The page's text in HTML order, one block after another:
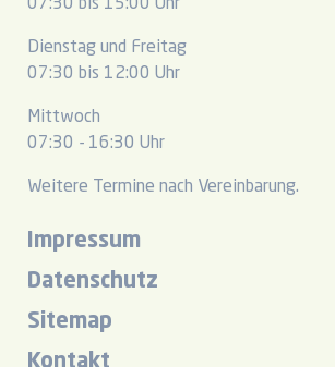
07:30 bis 15:00 Uhr
Dienstag und Freitag
07:30 bis 12:00 Uhr
Mittwoch
07:30 - 16:30 Uhr
Weitere Termine nach Vereinbarung.
Impressum
Datenschutz
Sitemap
Kontakt